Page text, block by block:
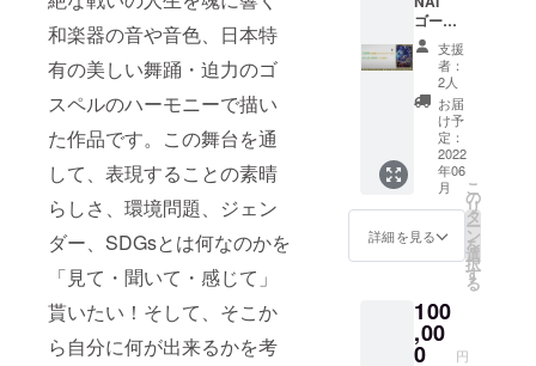
和楽器の音や音色、日本特
有の美しい舞踊・迫力のゴ
スペルのハーモニーで描い
た作品です。この舞台を通
して、表現することの素晴
らしさ、環境問題、ジェン
ダー、SDGsとは何なのかを
「見て・聞いて・感じて」
貰いたい！そして、そこか
ら自分に何が出来るかを考
欄に」
ご記入
下さ
い。 記
入がな
い場
合、ラ
ンダム
に選択
したも
のを送
らせて
頂きま
りマス
ク × 1
MOTTAI
NAIオリ
ジナル
ロゴ入
りハン
ドタオ
ル × 1枚
MOTTAI
NAIオリ
ツ × 1枚
2022年
秋の豊
ゴール
ド・プ
ラン
【50,00
0円】＜
学生招
待5名分
＞ リ
ターン
内容：
MOTTAI
NAI事務
局から
の感謝
MOTTAI
NAIオリ
ジナル
支援
者：
2人
お届
け予
定：
2022
年06
月
詳細を見る
こ
の
リ
タ
ー
ン
を
選
択
す
る
100
,00
0 円